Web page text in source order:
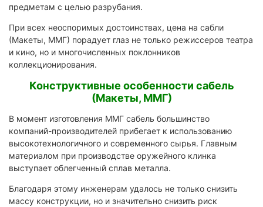
предметам с целью разрубания.
При всех неоспоримых достоинствах, цена на сабли
(Макеты, ММГ) порадует глаз не только режиссеров театра
и кино, но и многочисленных поклонников
коллекционирования.
Конструктивные особенности сабель
(Макеты, ММГ)
В момент изготовления ММГ сабель большинство
компаний-производителей прибегает к использованию
высокотехнологичного и современного сырья. Главным
материалом при производстве оружейного клинка
выступает облегченный сплав металла.
Благодаря этому инженерам удалось не только снизить
массу конструкции, но и значительно снизить риск